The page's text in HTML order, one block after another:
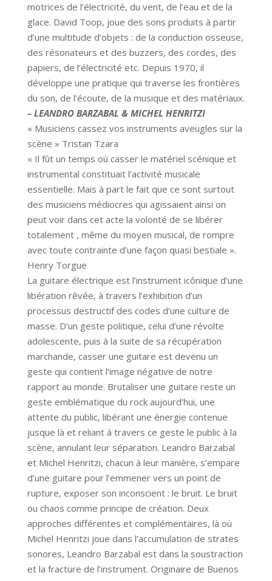
motrices de l’électricité, du vent, de l’eau et de la
glace. David Toop, joue des sons produits à partir
d’une multitude d’objets : de la conduction osseuse,
des résonateurs et des buzzers, des cordes, des
papiers, de l’électricité etc. Depuis 1970, il
développe une pratique qui traverse les frontières
du son, de l’écoute, de la musique et des matériaux.
– LEANDRO BARZABAL & MICHEL HENRITZI
« Musiciens cassez vos instruments aveugles sur la
scène » Tristan Tzara
« Il fût un temps où casser le matériel scénique et
instrumental constituait l’activité musicale
essentielle. Mais à part le fait que ce sont surtout
des musiciens médiocres qui agissaient ainsi on
peut voir dans cet acte la volonté de se libérer
totalement , même du moyen musical, de rompre
avec toute contrainte d’une façon quasi bestiale ».
Henry Torgue
La guitare électrique est l’instrument icônique d’une
libération rêvée, à travers l’exhibition d’un
processus destructif des codes d’une culture de
masse. D’un geste politique, celui d’une révolte
adolescente, puis à la suite de sa récupération
marchande, casser une guitare est devenu un
geste qui contient l’image négative de notre
rapport au monde. Brutaliser une guitare reste un
geste emblématique du rock aujourd’hui, une
attente du public, libérant une énergie contenue
jusque là et reliant à travers ce geste le public à la
scène, annulant leur séparation. Leandro Barzabal
et Michel Henritzi, chacun à leur manière, s’empare
d’une guitare pour l’emmener vers un point de
rupture, exposer son inconscient : le bruit. Le bruit
ou chaos comme principe de création. Deux
approches différentes et complémentaires, là où
Michel Henritzi joue dans l’accumulation de strates
sonores, Leandro Barzabal est dans la soustraction
et la fracture de l’instrument. Originaire de Buenos